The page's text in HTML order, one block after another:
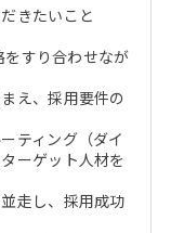
きたいこと
をすり合わせなが
え、採用要件の
ティング（ダイ
ーゲット人材を
走し、採用成功